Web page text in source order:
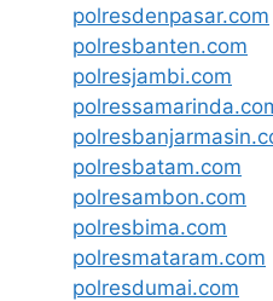
polresdenpasar.com
polresbanten.com
polresjambi.com
polresbatam.com
polresambon.com
polresbima.com
polresmataram.com
polresdumai.com